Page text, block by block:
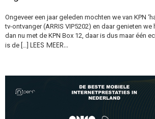
Ongeveer een jaar geleden mochten we van KPN
tv-ontvanger (ARRIS VIP5202) en daar genieten we
dan nu met de KPN Box 12, daar is dus maar één
is de […] LEES MEER…